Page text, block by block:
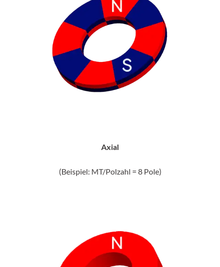
Axial
(Beispiel: MT/Polzahl = 8 Pole)